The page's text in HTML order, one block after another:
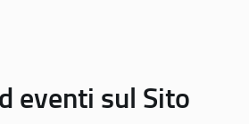
eventi sul Sito